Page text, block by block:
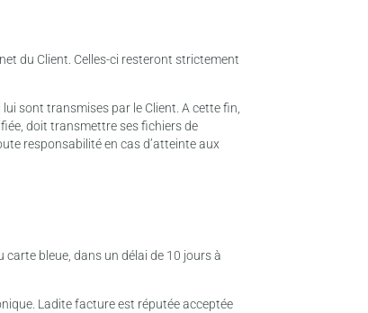
du Client. Celles-ci resteront strictement
sont transmises par le Client. A cette fin,
doit transmettre ses fichiers de
responsabilité en cas d’atteinte aux
bleue, dans un délai de 10 jours à
Ladite facture est réputée acceptée